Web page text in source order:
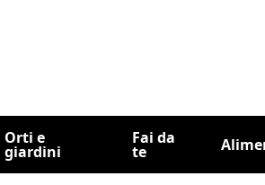
Orti e
giardini
Fai da
te